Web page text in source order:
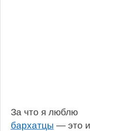
За что я люблю
бархатцы — это и